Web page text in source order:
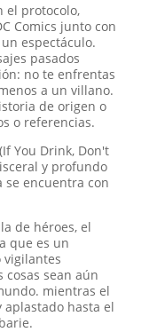
el protocolo,
Comics junto con
espectáculo.
pasados
no te enfrentas
a un villano.
de origen o
o referencias.
You Drink, Don't
y profundo
se encuentra con
de héroes, el
que es un
vigilantes
cosas sean aún
mientras el
hasta el